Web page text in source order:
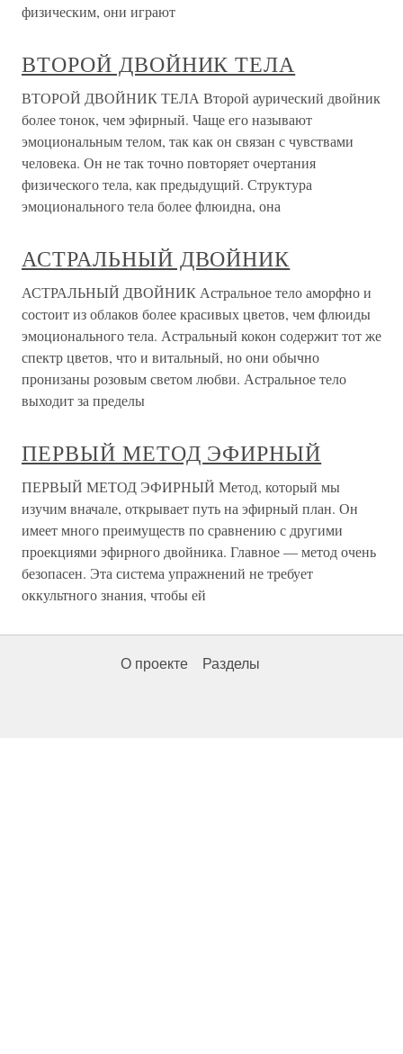
физическим, они играют
ВТОРОЙ ДВОЙНИК ТЕЛА
ВТОРОЙ ДВОЙНИК ТЕЛА Второй аурический двойник
более тонок, чем эфирный. Чаще его называют
эмоциональным телом, так как он связан с чувствами
человека. Он не так точно повторяет очертания
физического тела, как предыдущий. Структура
эмоционального тела более флюидна, она
АСТРАЛЬНЫЙ ДВОЙНИК
АСТРАЛЬНЫЙ ДВОЙНИК Астральное тело аморфно и
состоит из облаков более красивых цветов, чем флюиды
эмоционального тела. Астральный кокон содержит тот же
спектр цветов, что и витальный, но они обычно
пронизаны розовым светом любви. Астральное тело
выходит за пределы
ПЕРВЫЙ МЕТОД ЭФИРНЫЙ
ПЕРВЫЙ МЕТОД ЭФИРНЫЙ Метод, который мы
изучим вначале, открывает путь на эфирный план. Он
имеет много преимуществ по сравнению с другими
проекциями эфирного двойника. Главное — метод очень
безопасен. Эта система упражнений не требует
оккультного знания, чтобы ей
О проекте Разделы